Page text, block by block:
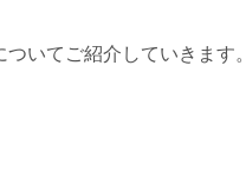
いてご紹介していきます。